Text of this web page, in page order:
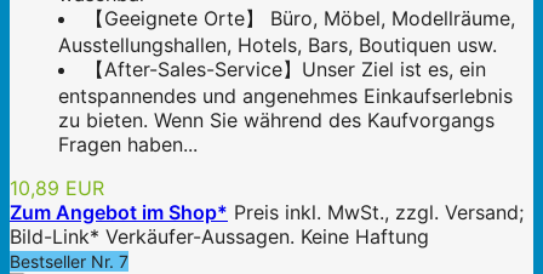
【Geeignete Orte】 Büro, Möbel, Modellräume,
Ausstellungshallen, Hotels, Bars, Boutiquen usw.
【After-Sales-Service】Unser Ziel ist es, ein
entspannendes und angenehmes Einkaufserlebnis
zu bieten. Wenn Sie während des Kaufvorgangs
Fragen haben...
10,89 EUR
Zum Angebot im Shop* Preis inkl. MwSt., zzgl. Versand;
Bild-Link* Verkäufer-Aussagen. Keine Haftung
Bestseller Nr. 7